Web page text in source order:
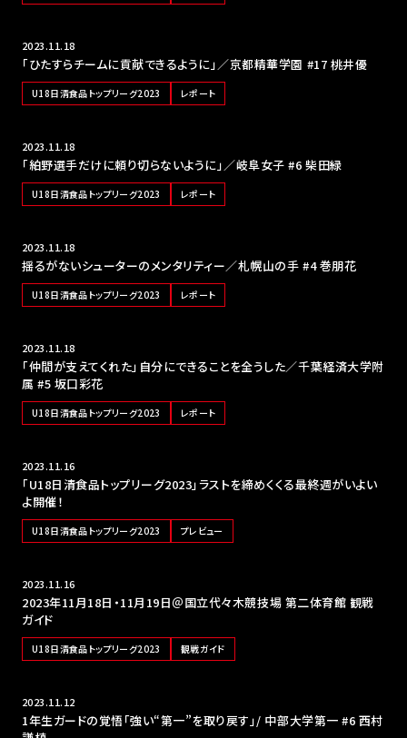
2023.11.18
「ひたすらチームに貢献できるように」／京都精華学園 #17 桃井優
U18日清食品トップリーグ2023 レポート
2023.11.18
「絈野選手だけに頼り切らないように」／岐阜女子 #6 柴田緑
U18日清食品トップリーグ2023 レポート
2023.11.18
揺るがないシューターのメンタリティー／札幌山の手 #4 巻朋花
U18日清食品トップリーグ2023 レポート
2023.11.18
「仲間が支えてくれた」自分にできることを全うした／千葉経済大学附
属 #5 坂口彩花
U18日清食品トップリーグ2023 レポート
2023.11.16
「U18日清食品トップリーグ2023」ラストを締めくくる最終週がいよい
よ開催！
U18日清食品トップリーグ2023 プレビュー
2023.11.16
2023年11月18日・11月19日＠国立代々木競技場 第二体育館 観戦
ガイド
U18日清食品トップリーグ2023 観戦ガイド
2023.11.12
1年生ガードの覚悟「強い“第一”を取り戻す」/ 中部大学第一 #6 西村